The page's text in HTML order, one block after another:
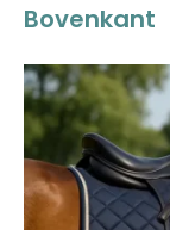
Bovenkant